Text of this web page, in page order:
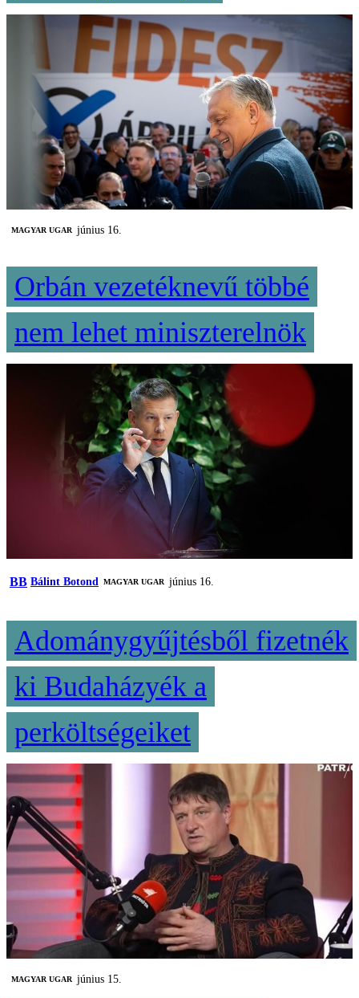
MAGYAR UGAR június 16.
Orbán vezetéknevű többé
nem lehet miniszterelnök
BB Bálint Botond MAGYAR UGAR június 16.
Adománygyűjtésből fizetnék
ki Budaházyék a
perköltségeiket
MAGYAR UGAR június 15.